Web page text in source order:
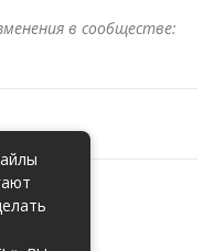
в сообществе: